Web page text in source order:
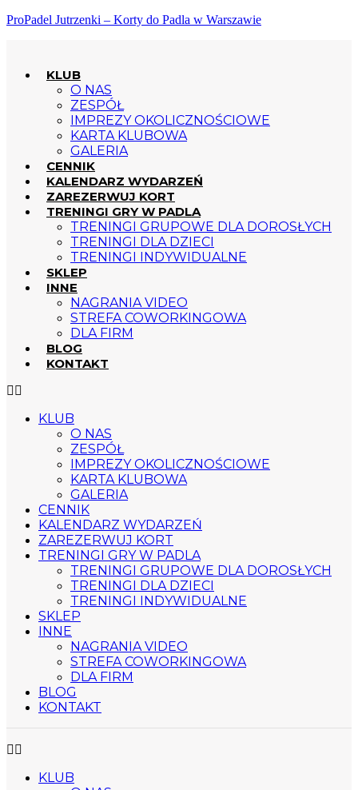
ProPadel Jutrzenki – Korty do Padla w Warszawie
KLUB
O NAS
ZESPÓŁ
IMPREZY OKOLICZNOŚCIOWE
KARTA KLUBOWA
GALERIA
CENNIK
KALENDARZ WYDARZEŃ
ZAREZERWUJ KORT
TRENINGI GRY W PADLA
TRENINGI GRUPOWE DLA DOROSŁYCH
TRENINGI DLA DZIECI
TRENINGI INDYWIDUALNE
SKLEP
INNE
NAGRANIA VIDEO
STREFA COWORKINGOWA
DLA FIRM
BLOG
KONTAKT
KLUB
O NAS
ZESPÓŁ
IMPREZY OKOLICZNOŚCIOWE
KARTA KLUBOWA
GALERIA
CENNIK
KALENDARZ WYDARZEŃ
ZAREZERWUJ KORT
TRENINGI GRY W PADLA
TRENINGI GRUPOWE DLA DOROSŁYCH
TRENINGI DLA DZIECI
TRENINGI INDYWIDUALNE
SKLEP
INNE
NAGRANIA VIDEO
STREFA COWORKINGOWA
DLA FIRM
BLOG
KONTAKT
KLUB